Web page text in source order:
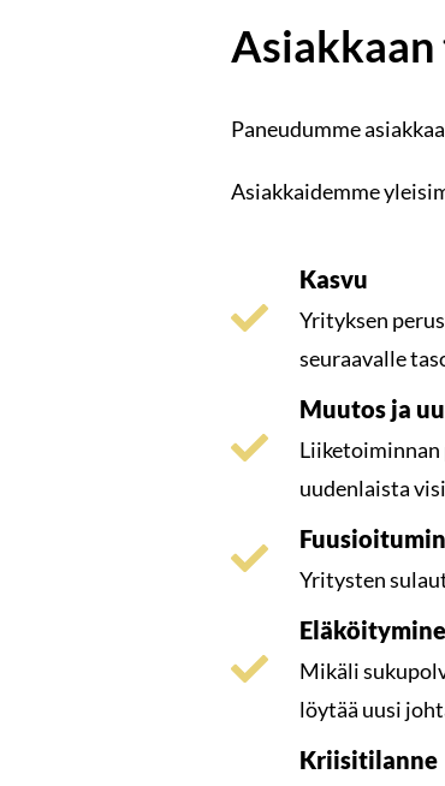
Paneudumme
Asiakkaidemme
Kasvu
Yrityksen
seuraavalle
Muutos ja
uudenlaista
Yritysten
Mikäli
löytää uusi
Kriisitilanne